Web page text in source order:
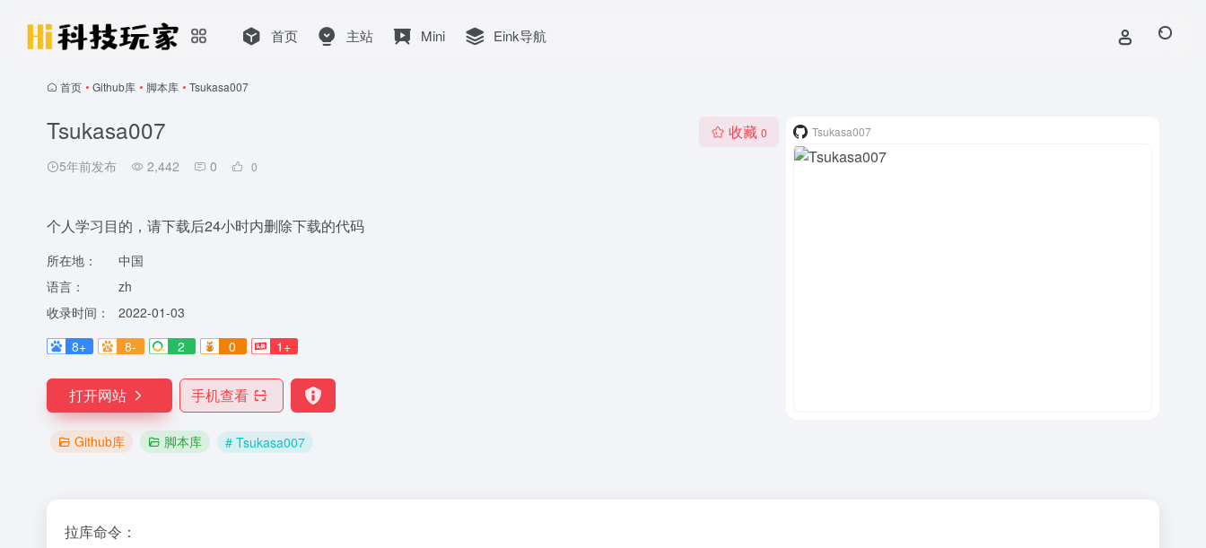
首页 主站 Mini Eink导航
首页 • Github库 • 脚本库 • Tsukasa007
Tsukasa007
5年前发布 2,442 0 0
收藏 0
个人学习目的，请下载后24小时内删除下载的代码
所在地：
中国
语言：
zh
收录时间：
2022-01-03
8+
8- 2 0 1+
打开网站 手机查看
Github库 脚本库 # Tsukasa007
Tsukasa007
拉库命令：